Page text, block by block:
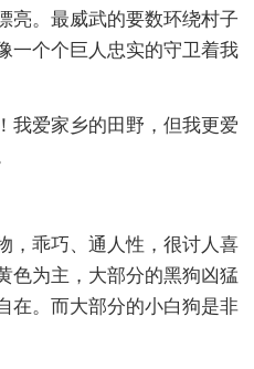
亮。最威武的要数环绕村子
一个个巨人忠实的守卫着我
我爱家乡的田野，但我更爱
，乖巧、通人性，很讨人喜
色为主，大部分的黑狗凶猛
在。而大部分的小白狗是非